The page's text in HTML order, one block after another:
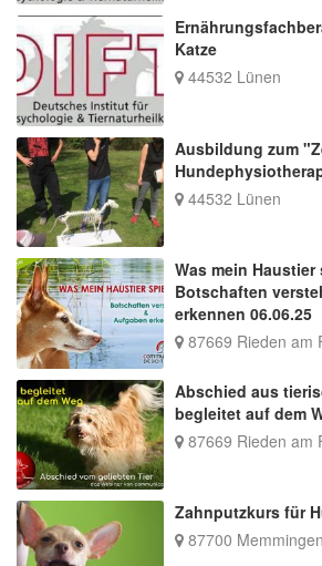
Katze
44532 Lünen
Ausbildung zum
44532 Lünen
Was mein
Botschaften
erkennen 06.06.25
87669 Rieden am
Abschied aus
begleitet auf dem
87669 Rieden am
Zahnputzkurs für
87700 Memmingen